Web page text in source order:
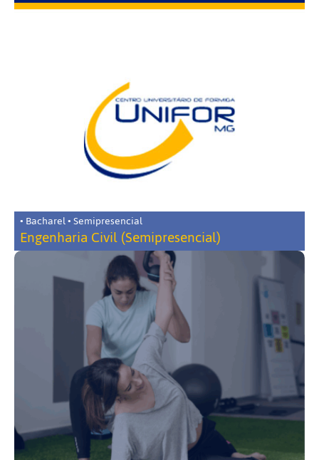
• Bacharel • Semipresencial
Engenharia Civil (Semipresencial)